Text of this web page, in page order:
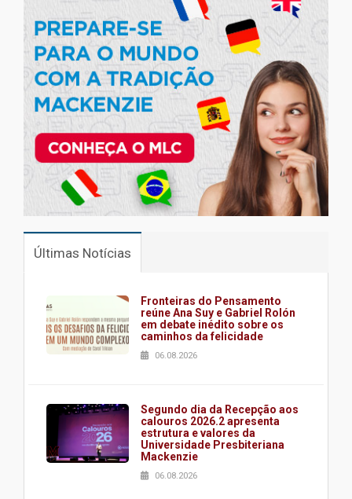
Últimas Notícias
Fronteiras do Pensamento
reúne Ana Suy e Gabriel Rolón
em debate inédito sobre os
caminhos da felicidade
06.08.2026
Segundo dia da Recepção aos
calouros 2026.2 apresenta
estrutura e valores da
Universidade Presbiteriana
Mackenzie
06.08.2026